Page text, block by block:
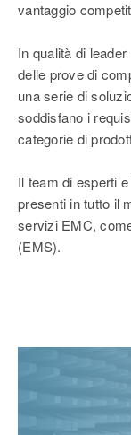
vantaggio
In qualità di
delle prove di
una serie di
soddisfano i
categorie di
Il team di esperti
presenti in tutto il
servizi EMC,
(EMS).